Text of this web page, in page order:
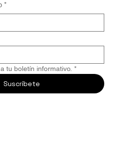
*
tu boletín informativo. *
Suscríbete